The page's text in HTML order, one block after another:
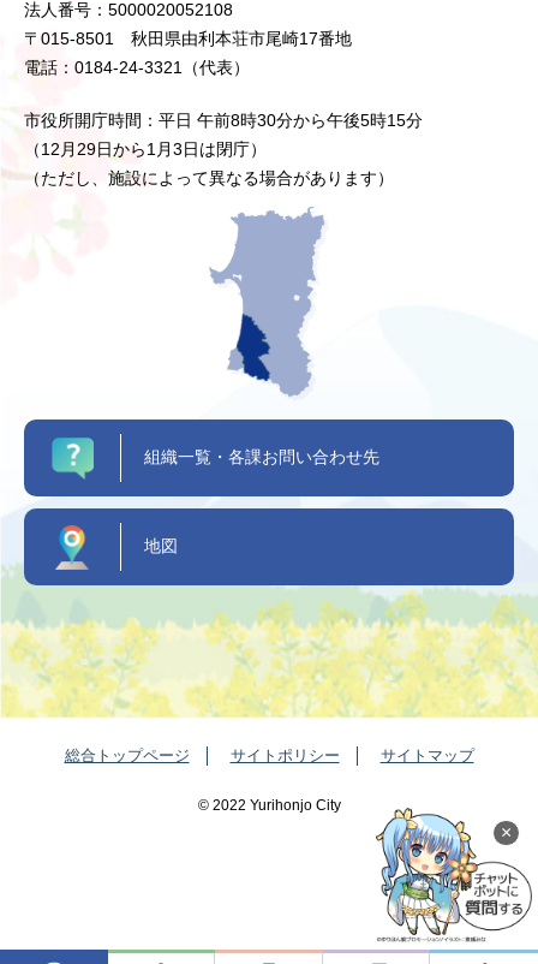
×
法人番号：5000020052108
〒015-8501 秋田県由利本荘市尾崎17番地
電話：0184-24-3321（代表）
市役所開庁時間：平日 午前8時30分から午後5時15分
（12月29日から1月3日は閉庁）
（ただし、施設によって異なる場合があります）
組織一覧・各課お問い合わせ先
地図
総合トップページ サイトポリシー サイトマップ
©️ 2022 Yurihonjo City